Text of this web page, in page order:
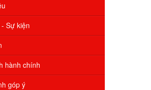
Sự kiện
hành chính
góp ý